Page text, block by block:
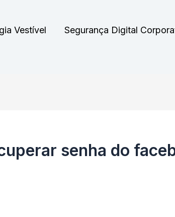
Vestível
Segurança Digital
senha do